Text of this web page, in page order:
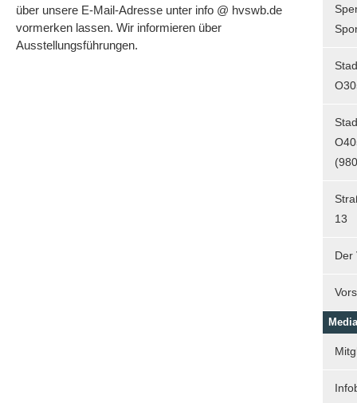
über unsere E-Mail-Adresse unter info @ hvswb.de
vormerken lassen. Wir informieren über
Ausstellungsführungen.
13
Der